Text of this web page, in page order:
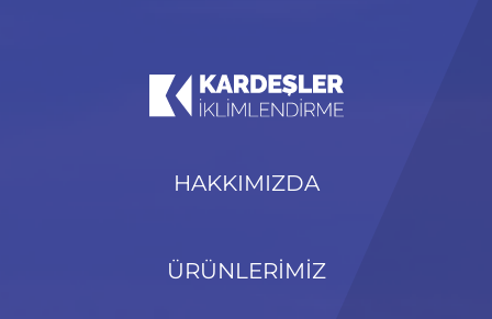
HAKKIMIZDA
ÜRÜNLERİMİZ